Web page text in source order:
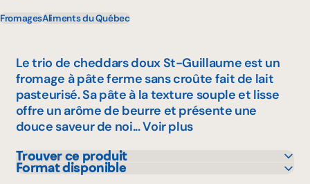
FromagesAliments du Québec
Le trio de cheddars doux St-Guillaume est un
fromage à pâte ferme sans croûte fait de lait
pasteurisé. Sa pâte à la texture souple et lisse
offre un arôme de beurre et présente une
douce saveur de noi...Voir plus
Trouver ce produit
Adonis
Format disponible